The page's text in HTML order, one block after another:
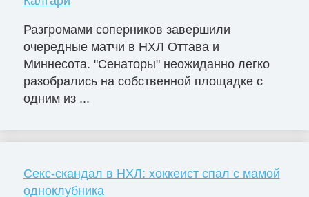
Разгромами соперников завершили
очередные матчи в НХЛ Оттава и
Миннесота. "Сенаторы" неожиданно легко
разобрались на собственной площадке с
одним из ...
Секс-скандал в НХЛ: хоккеист спал с мамой
одноклубника